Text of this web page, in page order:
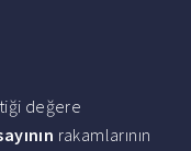
değere
rakamlarının